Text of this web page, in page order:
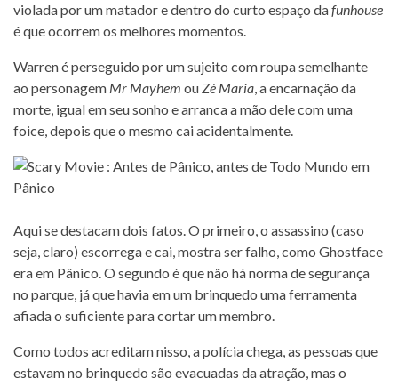
violada por um matador e dentro do curto espaço dafunhouse
é que ocorrem os melhores momentos.
Warren é perseguido por um sujeito com roupa semelhante
ao personagem Mr Mayhem ouZé Maria, a encarnação da
morte, igual em seu sonho e arranca a mão dele com uma
foice, depois que o mesmo cai acidentalmente.
Aqui se destacam dois fatos. O primeiro, o assassino (caso
seja, claro) escorrega e cai, mostra ser falho, como Ghostface
era em Pânico. O segundo é que não há norma de segurança
no parque, já que havia em um brinquedo uma ferramenta
afiada o suficiente para cortar um membro.
Como todos acreditam nisso, a polícia chega, as pessoas que
estavam no brinquedo são evacuadas da atração, mas o